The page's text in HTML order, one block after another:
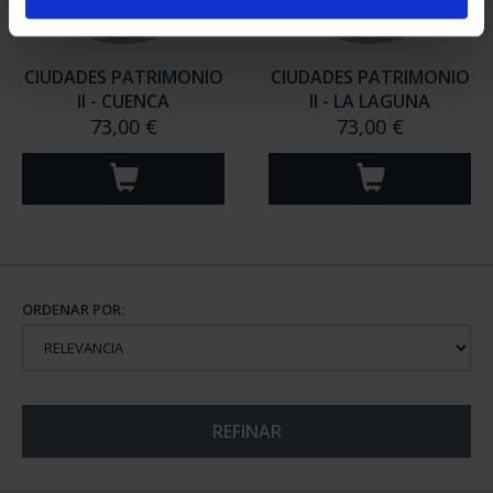
CIUDADES PATRIMONIO
II - CUENCA
73,00 €
CIUDADES PATRIMONIO
II - LA LAGUNA
73,00 €
ORDENAR POR:
REFINAR